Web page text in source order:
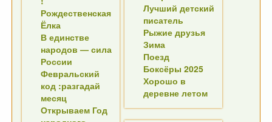
Рождественская
Ёлка
В единстве
народов — сила
России
Февральский
код :разгадай
месяц
Открываем Год
Лучший детский
писатель
Рыжие друзья
Зима
Поезд
Боксёры 2025
Хорошо в
деревне летом